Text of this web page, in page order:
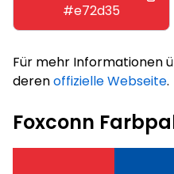
#e72d35
Für mehr Informationen
derenoffizielle Webseite.
Foxconn